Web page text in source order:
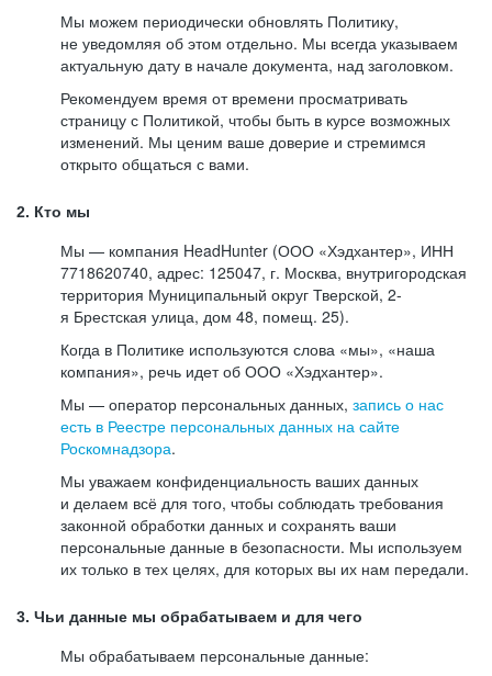
Мы можем периодически обновлять Политику,
не уведомляя об этом отдельно. Мы всегда указываем
актуальную дату в начале документа, над заголовком.
Рекомендуем время от времени просматривать
страницу с Политикой, чтобы быть в курсе возможных
изменений. Мы ценим ваше доверие и стремимся
открыто общаться с вами.
2. Кто мы
Мы — компания HeadHunter (ООО «Хэдхантер», ИНН
7718620740, адрес: 125047, г. Москва, внутригородская
территория Муниципальный округ Тверской, 2-
я Брестская улица, дом 48, помещ. 25).
Когда в Политике используются слова «мы», «наша
компания», речь идет об ООО «Хэдхантер».
Мы — оператор персональных данных, запись о нас
есть в Реестре персональных данных на сайте
Роскомнадзора.
Мы уважаем конфиденциальность ваших данных
и делаем всё для того, чтобы соблюдать требования
законной обработки данных и сохранять ваши
персональные данные в безопасности. Мы используем
их только в тех целях, для которых вы их нам передали.
3. Чьи данные мы обрабатываем и для чего
Мы обрабатываем персональные данные: